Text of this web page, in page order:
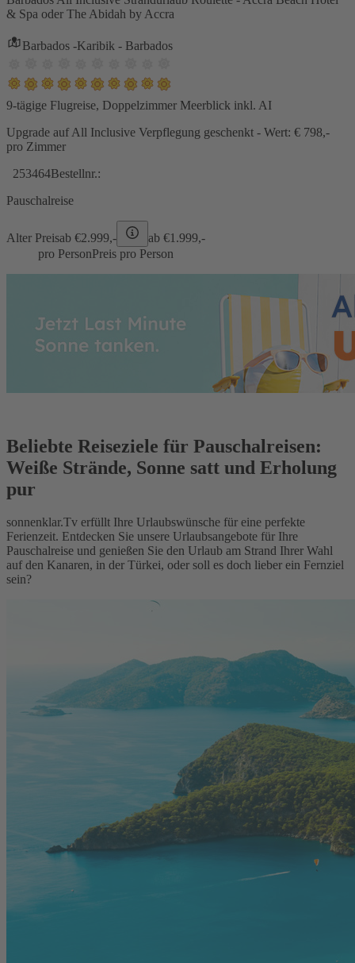
& Spa oder The Abidah by Accra
Barbados -Karibik - Barbados
9-tägige Flugreise, Doppelzimmer Meerblick inkl. AI
Upgrade auf All Inclusive Verpflegung geschenkt - Wert: € 798,-
pro Zimmer
253464Bestellnr.:
Pauschalreise
Alter Preisab €2.999,- ab €1.999,-
pro PersonPreis pro Person
Beliebte Reiseziele für Pauschalreisen:
Weiße Strände, Sonne satt und Erholung
pur
sonnenklar.Tv erfüllt Ihre Urlaubswünsche für eine perfekte
Ferienzeit. Entdecken Sie unsere Urlaubsangebote für Ihre
Pauschalreise und genießen Sie den Urlaub am Strand Ihrer Wahl
auf den Kanaren, in der Türkei, oder soll es doch lieber ein Fernziel
sein?